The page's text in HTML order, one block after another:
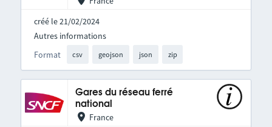
créé le 21/02/2024
Format csv geojson json zip
Autres informations
Gares du réseau ferré
national
France